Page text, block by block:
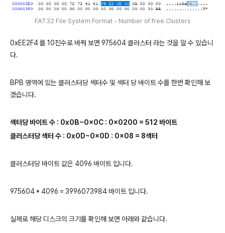
FAT32 File System Format - Number of free Clusters
0xEE2F4 를 10진수로 바꿔 보면 975604 클러스터 라는 것을 알 수 있습니
다.
BPB 영역에 있는 클러스터당 섹터수 및 섹터 당 바이트 수를 한번 확인해 보
겠습니다.
섹터당 바이트 수 : 0x0B~0x0C : 0x0200 = 512 바이트
클러스터당 섹터 수 : 0x0D~0x0D : 0x08 = 8섹터
클러스터당 바이트 값은 4096 바이트 입니다.
975604 * 4096 = 3996073984 바이트 입니다.
실제로 해당 디스크의 크기를 확인해 보면 아래와 같습니다.